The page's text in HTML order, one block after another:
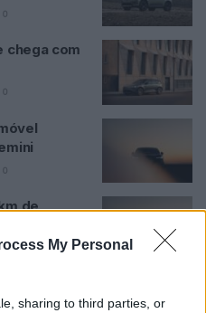
My Personal
sharing to third parties, or
0
chega com
0
0
de
0